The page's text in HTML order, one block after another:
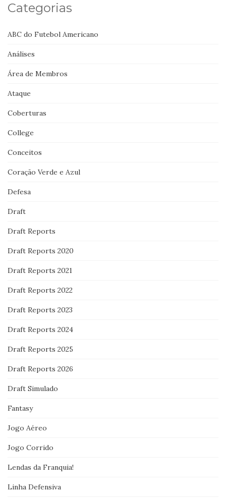
Categorias
ABC do Futebol Americano
Análises
Área de Membros
Ataque
Coberturas
College
Conceitos
Coração Verde e Azul
Defesa
Draft
Draft Reports
Draft Reports 2020
Draft Reports 2021
Draft Reports 2022
Draft Reports 2023
Draft Reports 2024
Draft Reports 2025
Draft Reports 2026
Draft Simulado
Fantasy
Jogo Aéreo
Jogo Corrido
Lendas da Franquia!
Linha Defensiva